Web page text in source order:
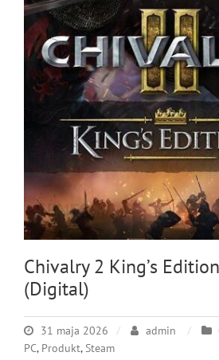
Chivalry 2 King’s
(Digital)
31 maja 2026 admin
PC, Produkt, Steam